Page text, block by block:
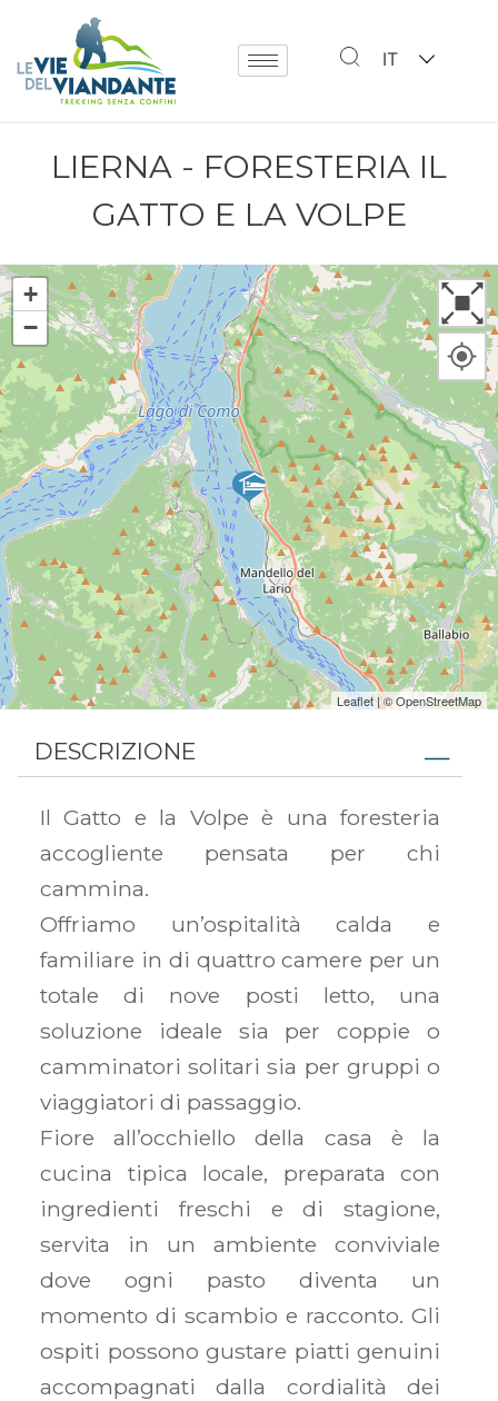
IT
LIERNA - FORESTERIA IL
GATTO E LA VOLPE
DESCRIZIONE
Il Gatto e la Volpe è una foresteria
accogliente pensata per chi
cammina.
Offriamo un’ospitalità calda e
familiare in di quattro camere per un
totale di nove posti letto, una
soluzione ideale sia per coppie o
camminatori solitari sia per gruppi o
viaggiatori di passaggio.
Fiore all’occhiello della casa è la
cucina tipica locale, preparata con
ingredienti freschi e di stagione,
servita in un ambiente conviviale
dove ogni pasto diventa un
momento di scambio e racconto. Gli
ospiti possono gustare piatti genuini
accompagnati dalla cordialità dei
+
−
Leaflet| ©OpenStreetMap